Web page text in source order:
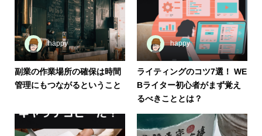
happy
副業の作業場所の確保は時間
管理にもつながるということ
happy
ライティングのコツ7選！ WE
Bライター初心者がまず覚え
るべきこととは？